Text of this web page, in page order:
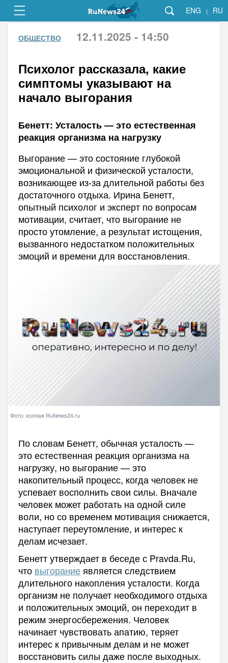
ENG | RU
ОБЩЕСТВО 12.11.2025 - 14:50
Психолог рассказала, какие
симптомы указывают на
начало выгорания
Бенетт: Усталость — это естественная
реакция организма на нагрузку
Выгорание — это состояние глубокой
эмоциональной и физической усталости,
возникающее из-за длительной работы без
достаточного отдыха. Ирина Бенетт,
опытный психолог и эксперт по вопросам
мотивации, считает, что выгорание не
просто утомление, а результат истощения,
вызванного недостатком положительных
эмоций и времени для восстановления.
Фото: коллаж RuNews24.ru
По словам Бенетт, обычная усталость —
это естественная реакция организма на
нагрузку, но выгорание — это
накопительный процесс, когда человек не
успевает восполнить свои силы. Вначале
человек может работать на одной силе
воли, но со временем мотивация снижается,
наступает переутомление, и интерес к
делам исчезает.
Бенетт утверждает в беседе с Pravda.Ru,
что выгораниеявляется следствием
длительного накопления усталости. Когда
организм не получает необходимого отдыха
и положительных эмоций, он переходит в
режим энергосбережения. Человек
начинает чувствовать апатию, теряет
интерес к привычным делам и не может
восстановить силы даже после выходных.